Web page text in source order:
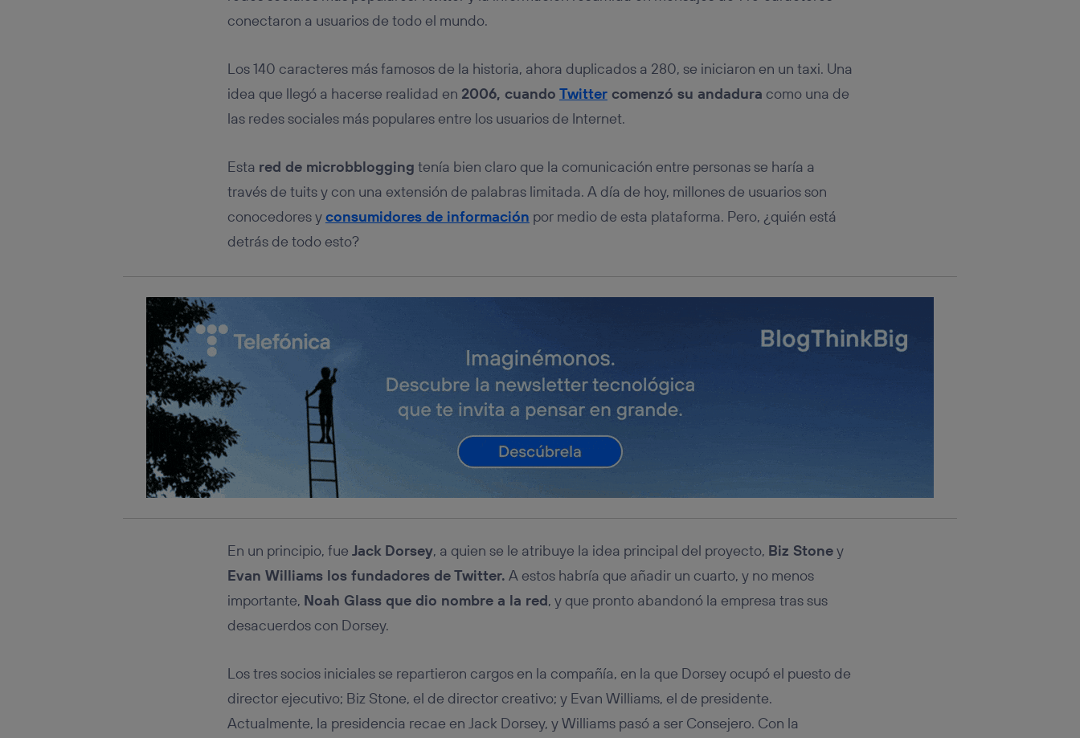
conectaron a usuarios de todo el mundo.
Los 140 caracteres más famosos de la historia, ahora duplicados a 280, se iniciaron en un taxi. Una
idea que llegó a hacerse realidad en 2006, cuando Twittercomenzó su andadura como una de
las redes sociales más populares entre los usuarios de Internet.
Esta red de microbblogging tenía bien claro que la comunicación entre personas se haría a
través de tuits y con una extensión de palabras limitada. A día de hoy, millones de usuarios son
conocedores yconsumidores de información por medio de esta plataforma. Pero, ¿quién está
detrás de todo esto?
En un principio, fue Jack Dorsey, a quien se le atribuye la idea principal del proyecto, Biz Stoney
Evan Williams los fundadores de Twitter. A estos habría que añadir un cuarto, y no menos
importante, Noah Glass que dio nombre a la red, y que pronto abandonó la empresa tras sus
desacuerdos con Dorsey.
Los tres socios iniciales se repartieron cargos en la compañía, en la que Dorsey ocupó el puesto de
director ejecutivo; Biz Stone, el de director creativo; y Evan Williams, el de presidente.
Actualmente, la presidencia recae en Jack Dorsey, y Williams pasó a ser Consejero. Con la
conecte su dispositivo y consienta el uso de la tecnología recibirá el mismo identificador.
realizará en función de las actividades de navegación de los miembros del hogar que
hayan dado su consentimiento.
únicamente en la navegación del usuario del móvil.
inferior de esta página web o visitando el
portal de privacidad de Utiq (“consenthub”)
Para más información, consulta la política de privacidad de Utiq.